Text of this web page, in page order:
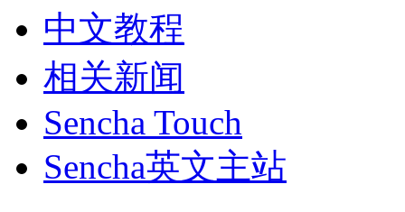
中文教程
相关新闻
Sencha Touch
Sencha英文主站